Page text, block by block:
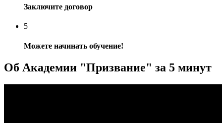
Заключите договор
5
Можете начинать обучение!
Об Академии "Призвание" за 5 минут